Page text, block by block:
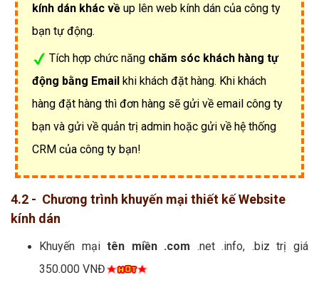
kính dán khác về up lên web kính dán của công ty
bạn tự động.
Tích hợp chức năng chăm sóc khách hàng tự
động bằng Email khi khách đặt hàng. Khi khách
hàng đặt hàng thì đơn hàng sẽ gửi về email công ty
bạn và gửi về quản trị admin hoặc gửi về hệ thống
CRM của công ty bạn!
4.2 - Chương trình khuyến mại thiết kế Website
kính dán
Khuyến mạitên miền .com .net .info, .biz trị giá
350.000 VNĐ